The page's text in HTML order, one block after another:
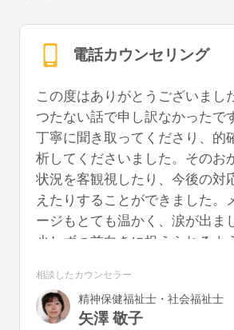
電話カウンセリング
この度はありがとうございまし
つたない話で申し訳なかったで
丁寧に聞き取ってくださり、的
析してくださいました。そのお
状況を客観視したり、今後の対
えたりすることができました。
ージもとても温かく、涙が出ま
少しずつ前向きに捉えられるよ
あれば、再度お話を聞いていた
と幸いです。
相談したカウンセラー
精神保健福祉士・社会福祉士
矢澤 敬子